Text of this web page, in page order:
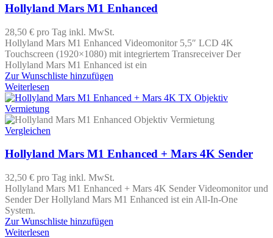
Hollyland Mars M1 Enhanced
28,50 € pro Tag inkl. MwSt.
Hollyland Mars M1 Enhanced Videomonitor 5,5″ LCD 4K
Touchscreen (1920×1080) mit integriertem Transreceiver Der
Hollyland Mars M1 Enhanced ist ein
Zur Wunschliste hinzufügen
Weiterlesen
Vergleichen
Hollyland Mars M1 Enhanced + Mars 4K Sender
32,50 € pro Tag inkl. MwSt.
Hollyland Mars M1 Enhanced + Mars 4K Sender Videomonitor und
Sender Der Hollyland Mars M1 Enhanced ist ein All-In-One
System.
Zur Wunschliste hinzufügen
Weiterlesen